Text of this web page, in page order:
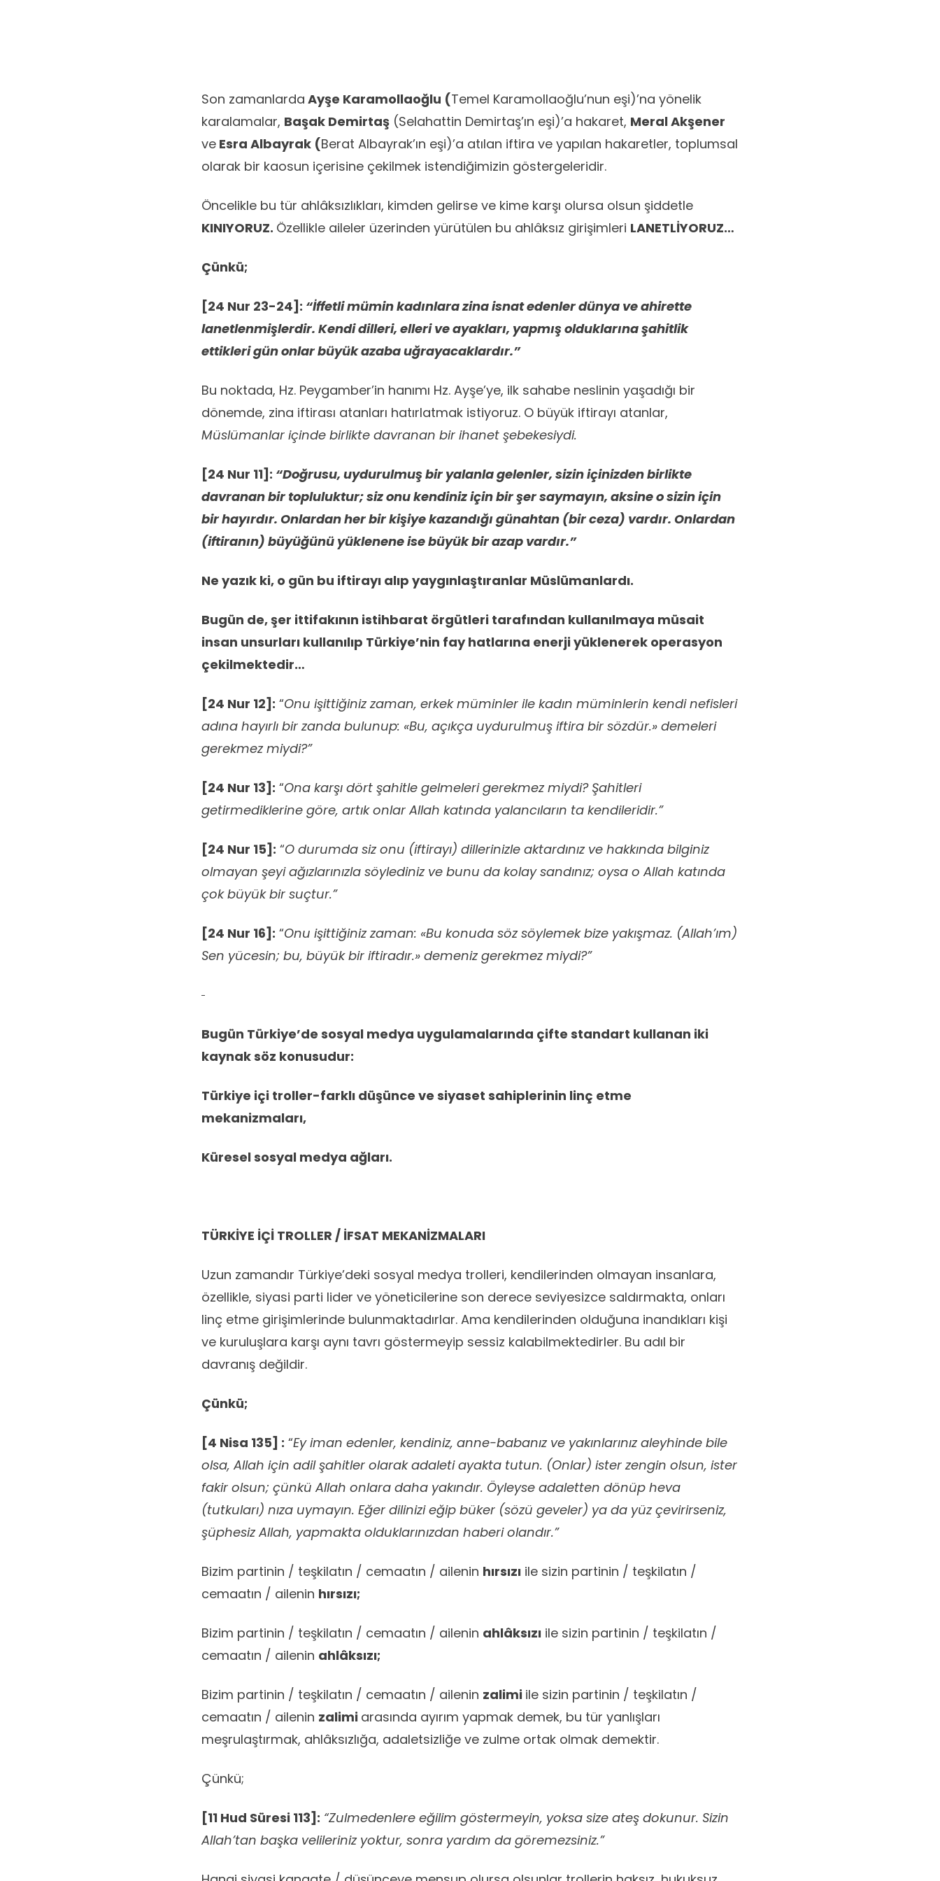
Son zamanlarda Ayşe Karamollaoğlu (Temel Karamollaoğlu’nun eşi)’na yönelik
karalamalar, Başak Demirtaş (Selahattin Demirtaş’ın eşi)’a hakaret, Meral Akşener
ve Esra Albayrak (Berat Albayrak’ın eşi)’a atılan iftira ve yapılan hakaretler, toplumsal
olarak bir kaosun içerisine çekilmek istendiğimizin göstergeleridir.
Öncelikle bu tür ahlâksızlıkları, kimden gelirse ve kime karşı olursa olsun şiddetle
KINIYORUZ. Özellikle aileler üzerinden yürütülen bu ahlâksız girişimleri LANETLİYORUZ…
Çünkü;
[24 Nur 23-24]: “İffetli mümin kadınlara zina isnat edenler dünya ve ahirette
lanetlenmişlerdir. Kendi dilleri, elleri ve ayakları, yapmış olduklarına şahitlik
ettikleri gün onlar büyük azaba uğrayacaklardır.”
Bu noktada, Hz. Peygamber’in hanımı Hz. Ayşe’ye, ilk sahabe neslinin yaşadığı bir
dönemde, zina iftirası atanları hatırlatmak istiyoruz. O büyük iftirayı atanlar,
Müslümanlar içinde birlikte davranan bir ihanet şebekesiydi.
[24 Nur 11]: “Doğrusu, uydurulmuş bir yalanla gelenler, sizin içinizden birlikte
davranan bir topluluktur; siz onu kendiniz için bir şer saymayın, aksine o sizin için
bir hayırdır. Onlardan her bir kişiye kazandığı günahtan (bir ceza) vardır. Onlardan
(iftiranın) büyüğünü yüklenene ise büyük bir azap vardır.”
Ne yazık ki, o gün bu iftirayı alıp yaygınlaştıranlar Müslümanlardı.
Bugün de, şer ittifakının istihbarat örgütleri tarafından kullanılmaya müsait
insan unsurları kullanılıp Türkiye’nin fay hatlarına enerji yüklenerek operasyon
çekilmektedir…
[24 Nur 12]: “Onu işittiğiniz zaman, erkek müminler ile kadın müminlerin kendi nefisleri
adına hayırlı bir zanda bulunup: «Bu, açıkça uydurulmuş iftira bir sözdür.» demeleri
gerekmez miydi?”
[24 Nur 13]: “Ona karşı dört şahitle gelmeleri gerekmez miydi? Şahitleri
getirmediklerine göre, artık onlar Allah katında yalancıların ta kendileridir.”
[24 Nur 15]: “O durumda siz onu (iftirayı) dillerinizle aktardınız ve hakkında bilginiz
olmayan şeyi ağızlarınızla söylediniz ve bunu da kolay sandınız; oysa o Allah katında
çok büyük bir suçtur.”
[24 Nur 16]: “Onu işittiğiniz zaman: «Bu konuda söz söylemek bize yakışmaz. (Allah’ım)
Sen yücesin; bu, büyük bir iftiradır.» demeniz gerekmez miydi?”
Bugün Türkiye’de sosyal medya uygulamalarında çifte standart kullanan iki
kaynak söz konusudur:
Türkiye içi troller-farklı düşünce ve siyaset sahiplerinin linç etme
mekanizmaları,
Küresel sosyal medya ağları.
TÜRKİYE İÇİ TROLLER / İFSAT MEKANİZMALARI
Uzun zamandır Türkiye’deki sosyal medya trolleri, kendilerinden olmayan insanlara,
özellikle, siyasi parti lider ve yöneticilerine son derece seviyesizce saldırmakta, onları
linç etme girişimlerinde bulunmaktadırlar. Ama kendilerinden olduğuna inandıkları kişi
ve kuruluşlara karşı aynı tavrı göstermeyip sessiz kalabilmektedirler. Bu adıl bir
davranış değildir.
Çünkü;
[4 Nisa 135] : “Ey iman edenler, kendiniz, anne-babanız ve yakınlarınız aleyhinde bile
olsa, Allah için adil şahitler olarak adaleti ayakta tutun. (Onlar) ister zengin olsun, ister
fakir olsun; çünkü Allah onlara daha yakındır. Öyleyse adaletten dönüp heva
(tutkuları) nıza uymayın. Eğer dilinizi eğip büker (sözü geveler) ya da yüz çevirirseniz,
şüphesiz Allah, yapmakta olduklarınızdan haberi olandır.”
Bizim partinin / teşkilatın / cemaatın / ailenin hırsızı ile sizin partinin / teşkilatın /
cemaatın / ailenin hırsızı;
Bizim partinin / teşkilatın / cemaatın / ailenin ahlâksızı ile sizin partinin / teşkilatın /
cemaatın / ailenin ahlâksızı;
Bizim partinin / teşkilatın / cemaatın / ailenin zalimi ile sizin partinin / teşkilatın /
cemaatın / ailenin zalimi arasında ayırım yapmak demek, bu tür yanlışları
meşrulaştırmak, ahlâksızlığa, adaletsizliğe ve zulme ortak olmak demektir.
Çünkü;
[11 Hud Süresi 113]: “Zulmedenlere eğilim göstermeyin, yoksa size ateş dokunur. Sizin
Allah’tan başka velileriniz yoktur, sonra yardım da göremezsiniz.”